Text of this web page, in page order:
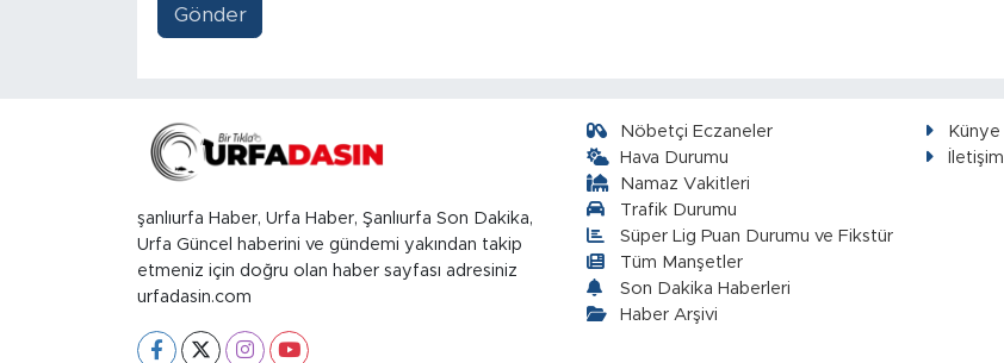
Gönder
şanlıurfa Haber, Urfa Haber, Şanlıurfa Son Dakika,
Urfa Güncel haberini ve gündemi yakından takip
etmeniz için doğru olan haber sayfası adresiniz
urfadasin.com
Nöbetçi Eczaneler
Hava Durumu
Namaz Vakitleri
Trafik Durumu
Süper Lig Puan Durumu ve Fikstür
Tüm Manşetler
Son Dakika Haberleri
Haber Arşivi
Künye
İletişim